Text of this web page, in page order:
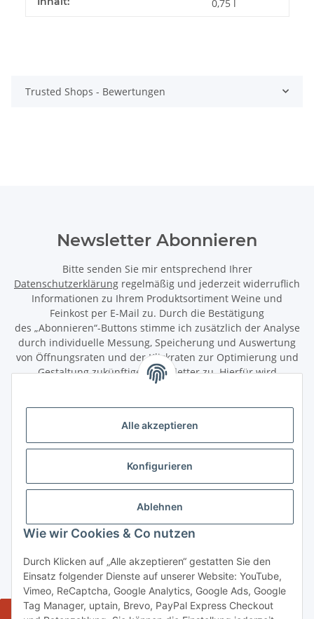
Alle akzeptieren
Konfigurieren
Ablehnen
Wie wir Cookies & Co nutzen
Durch Klicken auf „Alle akzeptieren“ gestatten Sie den
Einsatz folgender Dienste auf unserer Website: YouTube,
Vimeo, ReCaptcha, Google Analytics, Google Ads, Google
Tag Manager, uptain, Brevo, PayPal Express Checkout
0,75 l
Trusted Shops - Bewertungen
Newsletter Abonnieren
Bitte senden Sie mir entsprechend Ihrer
Datenschutzerklärung regelmäßig und jederzeit widerruflich
Informationen zu Ihrem Produktsortiment Weine und
Feinkost per E-Mail zu. Durch die Bestätigung
des „Abonnieren“-Buttons stimme ich zusätzlich der Analyse
durch individuelle Messung, Speicherung und Auswertung
von Öffnungsraten und der Klickraten zur Optimierung und
Gestaltung zukünftiger Newsletter zu. Hierfür wird
das Nutzungsverhalten in pseudonymisierter Form
Wirkung für die Zukunft über den Link in unserem Newsletter
abbestellen / widerrufen.
Gesetzliche Informationen
Informationen
Widerrufsbutton